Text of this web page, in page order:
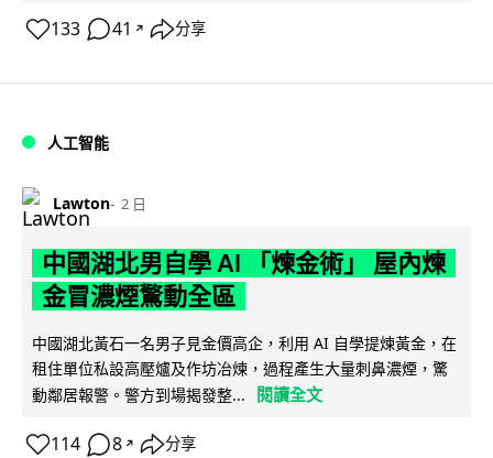
133 41 ↗ 分享
人工智能
Lawton 2 日
中國湖北男自學 AI 「煉金術」 屋內煉
金冒濃煙驚動全區
中國湖北黃石一名男子見金價高企，利用 AI 自學提煉黃金，在
租住單位私設高壓爐及作坊冶煉，過程產生大量刺鼻濃煙，驚
動鄰居報警。警方到場揭發整...
閱讀全文
114 8 ↗ 分享